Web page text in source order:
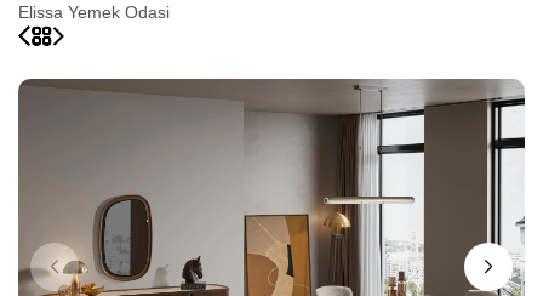
Elissa Yemek Odasi